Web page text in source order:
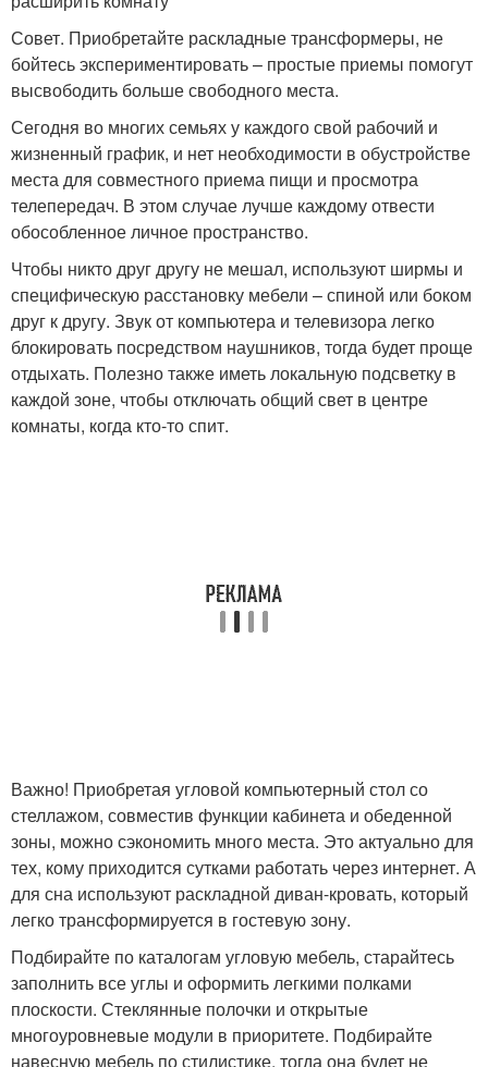
Совет. Приобретайте раскладные трансформеры, не
бойтесь экспериментировать – простые приемы помогут
высвободить больше свободного места.
Сегодня во многих семьях у каждого свой рабочий и
жизненный график, и нет необходимости в обустройстве
места для совместного приема пищи и просмотра
телепередач. В этом случае лучше каждому отвести
обособленное личное пространство.
Чтобы никто друг другу не мешал, используют ширмы и
специфическую расстановку мебели – спиной или боком
друг к другу. Звук от компьютера и телевизора легко
блокировать посредством наушников, тогда будет проще
отдыхать. Полезно также иметь локальную подсветку в
каждой зоне, чтобы отключать общий свет в центре
комнаты, когда кто-то спит.
Важно! Приобретая угловой компьютерный стол со
стеллажом, совместив функции кабинета и обеденной
зоны, можно сэкономить много места. Это актуально для
тех, кому приходится сутками работать через интернет. А
для сна используют раскладной диван-кровать, который
легко трансформируется в гостевую зону.
Подбирайте по каталогам угловую мебель, старайтесь
заполнить все углы и оформить легкими полками
плоскости. Стеклянные полочки и открытые
многоуровневые модули в приоритете. Подбирайте
навесную мебель по стилистике, тогда она будет не